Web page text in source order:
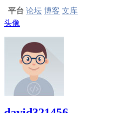
平台 论坛 博客 文库
头像